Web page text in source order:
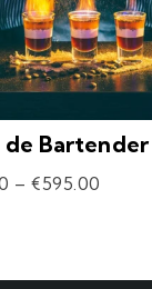
de Bartender
– €595.00